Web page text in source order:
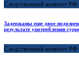
Следственный комитет РФ
Задержаны еще двое
результате употребления
Следственный комитет РФ